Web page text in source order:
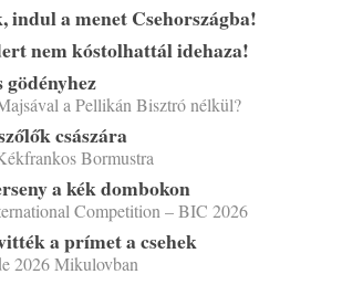
indul a menet Csehországba!
nem kóstolhattál idehaza!
gödényhez
a Pellikán Bisztró nélkül?
császára
Bormustra
a kék dombokon
Competition – BIC 2026
a prímet a csehek
2026 Mikulovban